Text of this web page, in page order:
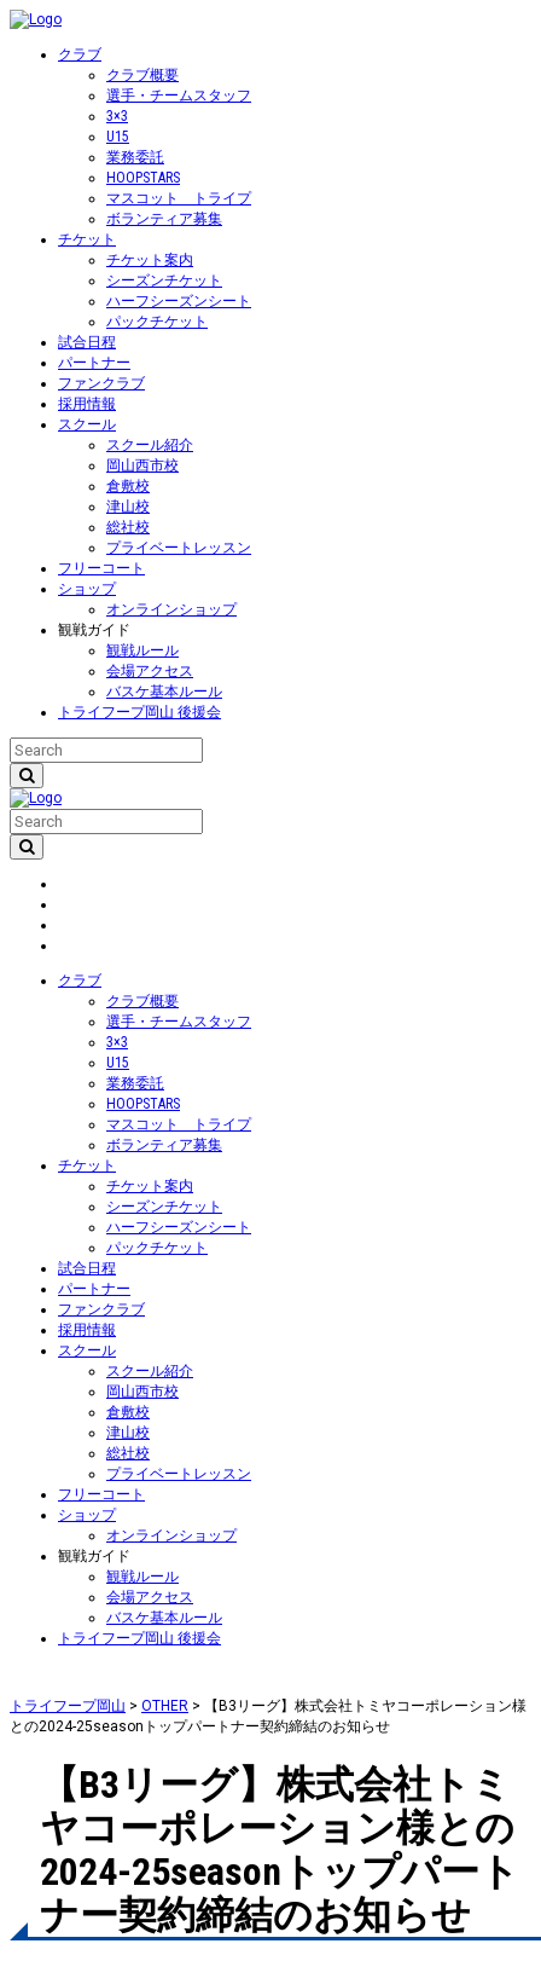
クラブ
クラブ概要
選手・チームスタッフ
3×3
U15
業務委託
HOOPSTARS
マスコット トライプ
ボランティア募集
チケット
チケット案内
シーズンチケット
ハーフシーズンシート
パックチケット
試合日程
パートナー
ファンクラブ
採用情報
スクール
スクール紹介
岡山西市校
倉敷校
津山校
総社校
プライベートレッスン
フリーコート
ショップ
オンラインショップ
観戦ガイド
観戦ルール
会場アクセス
バスケ基本ルール
トライフープ岡山 後援会
クラブ
クラブ概要
選手・チームスタッフ
3×3
U15
業務委託
HOOPSTARS
マスコット トライプ
ボランティア募集
チケット
チケット案内
シーズンチケット
ハーフシーズンシート
パックチケット
試合日程
パートナー
ファンクラブ
採用情報
スクール
スクール紹介
岡山西市校
倉敷校
津山校
総社校
プライベートレッスン
フリーコート
ショップ
オンラインショップ
観戦ガイド
観戦ルール
会場アクセス
バスケ基本ルール
トライフープ岡山 後援会
トライフープ岡山 > OTHER >
【B3リーグ】株式会社トミヤコーポレーション様
との2024-25seasonトップパートナー契約締結のお知らせ
【B3リーグ】株式会社トミ
ヤコーポレーション様との
2024-25seasonトップパート
ナー契約締結のお知らせ